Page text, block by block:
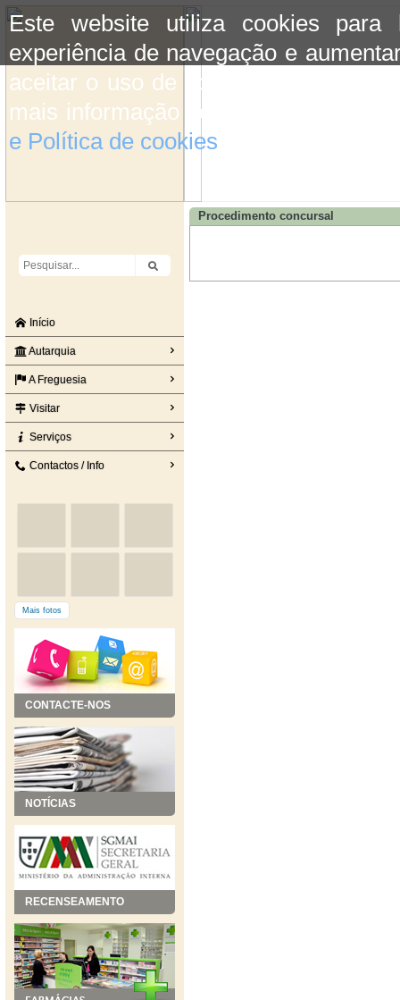
Este website utiliza cookies para
experiência de navegação e
aceitar o uso de cookies basta
mais informação consulte a
e Política de cookies
Início
Autarquia
A Freguesia
Visitar
Serviços
Contactos / Info
Mais fotos
CONTACTE-NOS
NOTÍCIAS
RECENSEAMENTO
Procedimento concursal